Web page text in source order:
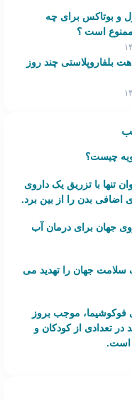
و بوتاکس برای چه
است ؟
بلفاروپلاستی چند روز
چیست؟
تنها با تزریق یک داروی
اضافی بدن را از بین برد.
جهان برای درمان آب
سلامت جهان را تهدید می
فوکوشیما، موجب بروز
در تعدادی از کودکان و
است.